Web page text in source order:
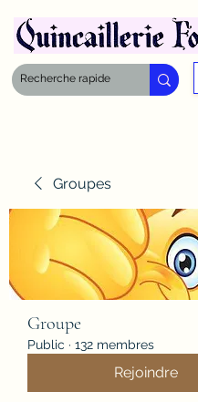
Groupes
Groupe
Public · 132 membres
Rejoindre